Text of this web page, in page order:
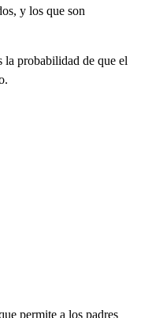
y los que son
la probabilidad de que el
permite a los padres